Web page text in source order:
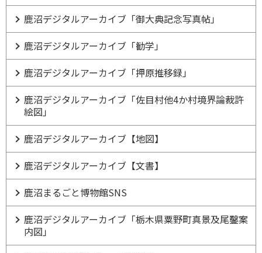
鹿沼デジタルアーカイブ「御大典記念写真帖」
鹿沼デジタルアーカイブ「勧学」
鹿沼デジタルアーカイブ「押原推移録」
鹿沼デジタルアーカイブ「佐目村他4か村境界論裁許
絵図」
鹿沼デジタルアーカイブ【地図】
鹿沼デジタルアーカイブ【文書】
鹿沼まるごと博物館SNS
鹿沼デジタルアーカイブ「栃木県粟野町真景及尾鑿案
内図」